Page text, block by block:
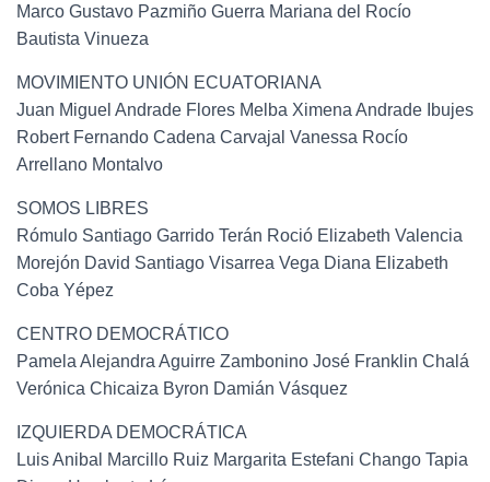
Marco Gustavo Pazmiño Guerra Mariana del Rocío
Bautista Vinueza
MOVIMIENTO UNIÓN ECUATORIANA
Juan Miguel Andrade Flores Melba Ximena Andrade Ibujes
Robert Fernando Cadena Carvajal Vanessa Rocío
Arrellano Montalvo
SOMOS LIBRES
Rómulo Santiago Garrido Terán Roció Elizabeth Valencia
Morejón David Santiago Visarrea Vega Diana Elizabeth
Coba Yépez
CENTRO DEMOCRÁTICO
Pamela Alejandra Aguirre Zambonino José Franklin Chalá
Verónica Chicaiza Byron Damián Vásquez
IZQUIERDA DEMOCRÁTICA
Luis Anibal Marcillo Ruiz Margarita Estefani Chango Tapia